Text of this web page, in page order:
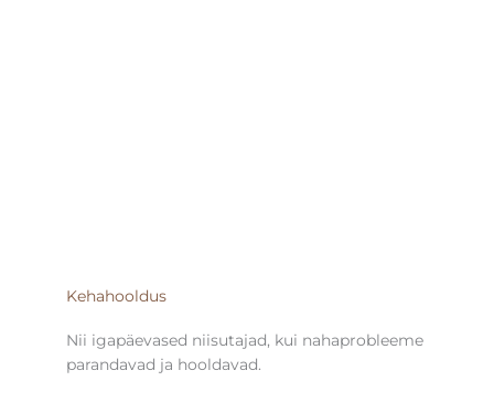
Kehahooldus
Nii igapäevased niisutajad, kui nahaprobleeme
parandavad ja hooldavad.